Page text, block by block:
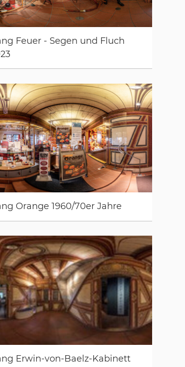
Feuer - Segen und Fluch
Orange 1960/70er Jahre
Erwin-von-Baelz-Kabinett